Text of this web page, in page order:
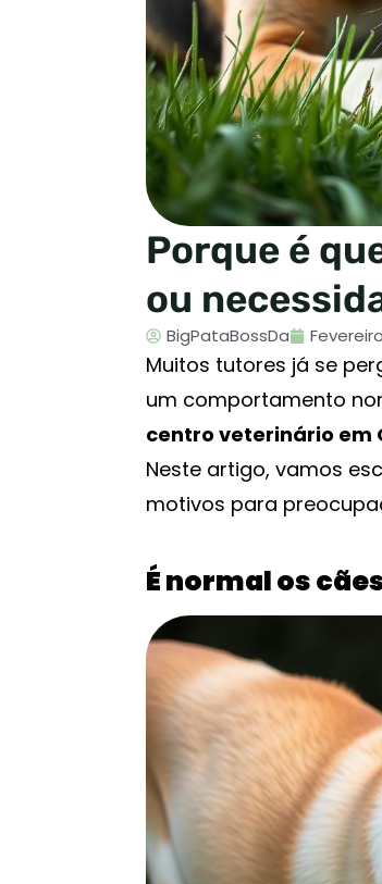
Porque é
ou
BigPataBossDa
Muitos tutores já se
um comportamento
centro veterinário em
Neste artigo, vamos
motivos para
É normal os